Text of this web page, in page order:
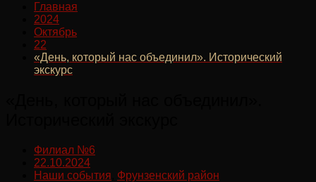
Главная
2024
Октябрь
22
«День, который нас объединил». Исторический
экскурс
Филиал №6
22.10.2024
Наши события Фрунзенский район